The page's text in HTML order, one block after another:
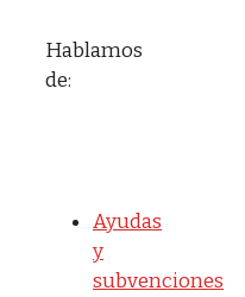
Hablamos
de:
Ayudas
y
subvenciones